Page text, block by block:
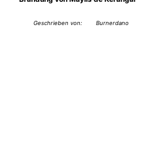
Geschrieben von: Burnerdano